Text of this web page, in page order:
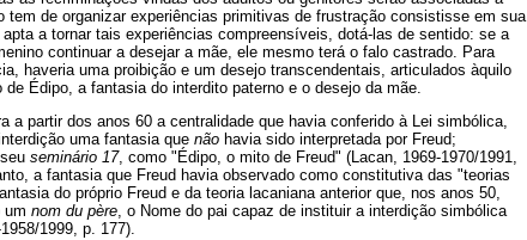
de organizar experiências primitivas de frustração consistisse em sua
a tornar tais experiências compreensíveis, dotá-las de sentido: se a
continuar a desejar a mãe, ele mesmo terá o falo castrado. Para
haveria uma proibição e um desejo transcendentais, articulados àquilo
Édipo, a fantasia do interdito paterno e o desejo da mãe.
a partir dos anos 60 a centralidade que havia conferido à Lei simbólica,
uma fantasia que não havia sido interpretada por Freud;
seminário 17, como "Édipo, o mito de Freud" (Lacan, 1969-1970/1991,
a fantasia que Freud havia observado como constitutiva das "teorias
do próprio Freud e da teoria lacaniana anterior que, nos anos 50,
um nom du père, o Nome do pai capaz de instituir a interdição simbólica
1999, p. 177).